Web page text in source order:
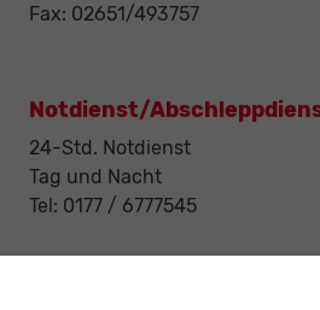
Fax: 02651/493757
Notdienst/
24-Std. Notdienst
Tag und Nacht
Tel: 0177 / 6777545